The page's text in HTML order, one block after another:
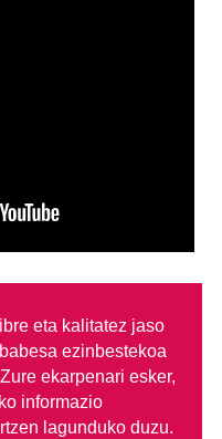
eta kalitatez jaso
ezinbestekoa
Zure ekarpenari esker,
informazio
lagunduko duzu.